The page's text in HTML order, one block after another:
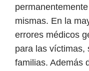
mismas. En la
errores médicos
para las víctimas,
familias. Además